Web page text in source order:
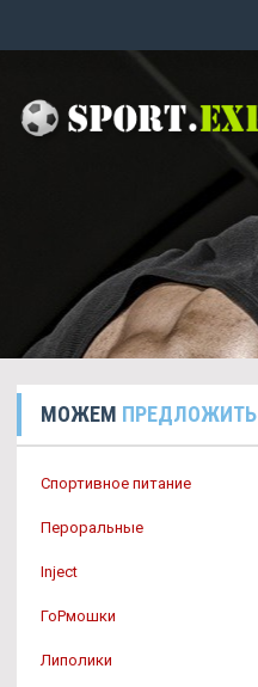
МОЖЕМ ПРЕДЛОЖИТЬ
Спортивное питание
Пероральные
Inject
ГоРмошки
Липолики